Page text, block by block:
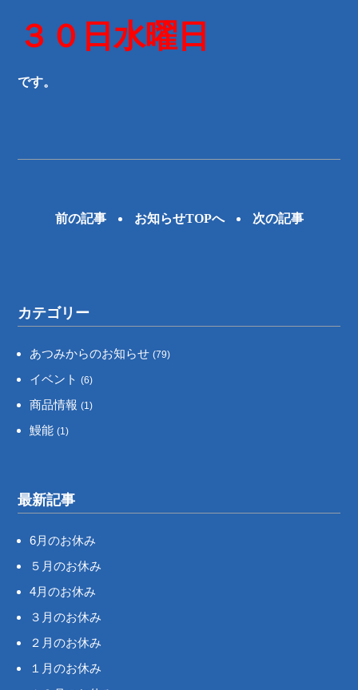
３０日水曜日
です。
前の記事 お知らせTOPへ 次の記事
カテゴリー
あつみからのお知らせ(79)
イベント(6)
商品情報(1)
鰻能(1)
最新記事
6月のお休み
５月のお休み
4月のお休み
３月のお休み
２月のお休み
１月のお休み